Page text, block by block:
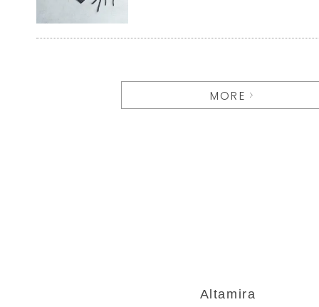
MORE
Altamira